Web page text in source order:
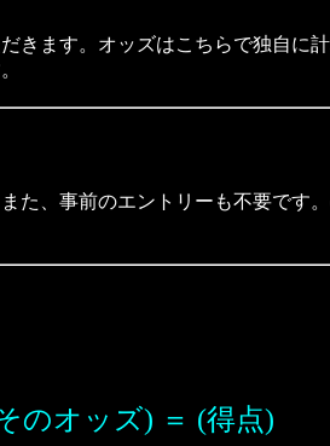
ます。オッズはこちらで独自に
、事前のエントリーも不要です
のオッズ) ＝ (得点)